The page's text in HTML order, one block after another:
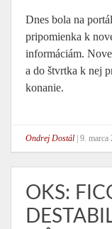
Dnes bola na
pripomienka k
informáciám.
a do štvrtka k nej
konanie.
Ondrej Dostál 9. marca
OKS: